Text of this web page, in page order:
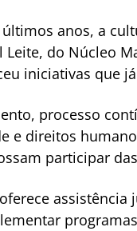
anos, a
do Núcleo
iniciativas que
processo
e direitos
participar